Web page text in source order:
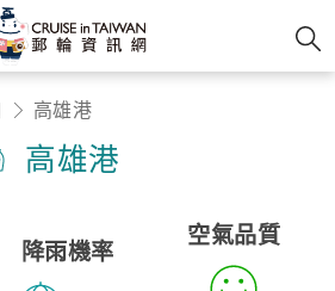
高雄港
高雄港
降雨機率
空氣品質